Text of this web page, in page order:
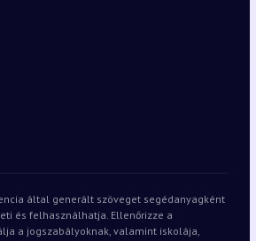
által generált szöveget segédanyagként
és felhasználhatja. Ellenőrizze a
a jogszabályoknak, valamint iskolája,